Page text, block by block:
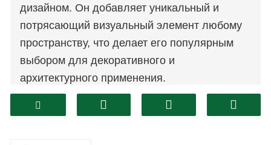
дизайном. Он добавляет уникальный и
потрясающий визуальный элемент любому
пространству, что делает его популярным
выбором для декоративного и
архитектурного применения.
2. Светопропускание: витражи пропускают